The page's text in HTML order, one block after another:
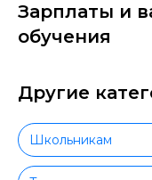
Зарплаты и
обучения
Другие
Школьникам